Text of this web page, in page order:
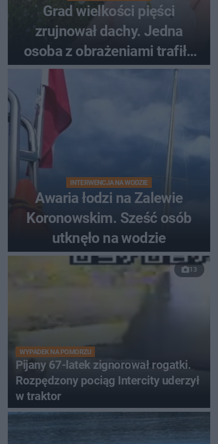
Grad wielkości pięści
zrujnował dachy. Jedna
osoba z obrażeniami trafiła
do szpitala
INTERWENCJA NA WODZIE
Awaria łodzi na Zalewie
Koronowskim. Sześć osób
utknęło na wodzie
13
WYPADEK NA POMORZU
Pijany 67-latek zignorował rogatki.
Rozpędzony pociąg Intercity uderzył
w traktor